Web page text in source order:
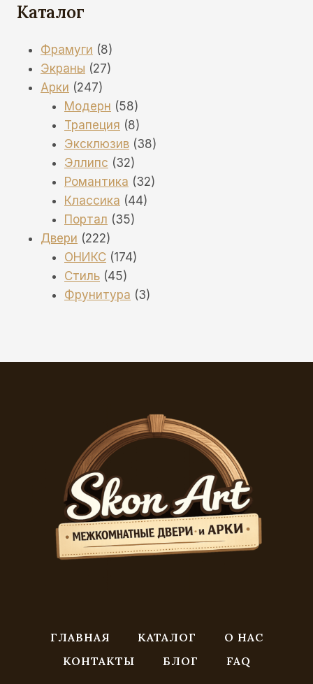
Каталог
Фрамуги 88
товаров
Экраны 2727
Арки 247247
товаров
Модерн 5858
товаров
Трапеция 88
товаров
Эксклюзив 3838
Эллипс 3232
товара
Романтика 3232
Классика 4444
Портал 3535
Двери 222222
товара
ОНИКС 174174
Стиль 4545
товаров
Фрунитура 33
ГЛАВНАЯ КАТАЛОГ
О НАС
КОНТАКТЫ
БЛОГ FAQ